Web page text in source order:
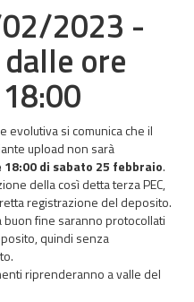
2023 -
ore
evolutiva si comunica che il
upload non sarà
di sabato 25 febbraio.
della così detta terza PEC,
registrazione del deposito.
buon fine saranno protocollati
quindi senza
riprenderanno a valle del